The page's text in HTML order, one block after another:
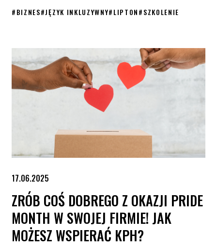
#BIZNES#JĘZYK INKLUZYWNY#LIPTON#SZKOLENIE
17.06.2025
ZRÓB COŚ DOBREGO Z OKAZJI PRIDE
MONTH W SWOJEJ FIRMIE! JAK
MOŻESZ WSPIERAĆ KPH?